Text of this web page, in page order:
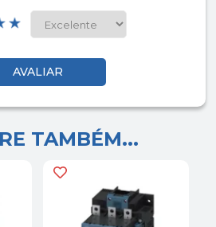
TAMBÉM...